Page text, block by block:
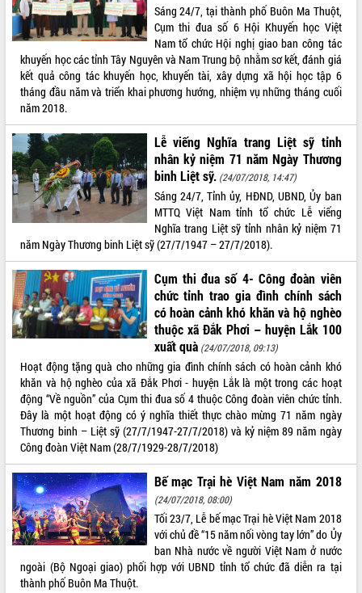
Khám bệnh, cấp phát thuốc miễn phí
và tặng quà người dân xã Cư Pui
Hội nghị UBND tỉnh Đắk Lắk thường kỳ
tháng 7/2026
Lễ truy tặng danh hiệu “Bà Mẹ Việt
Nam Anh hùng” và trao Huân chương
Lao động
UBND tỉnh Đắk Lắk triển khai nhiệm
vụ 6 tháng cuối năm 2026
Kỳ họp thứ Hai, Hội đồng nhân dân
tỉnh khóa XI quyết nghị nhiều nội dung
quan trọng
Bí thư Tỉnh ủy Lương Nguyễn Minh
Triết thăm, tặng quà người có công với
cách mạng
Rà soát, hoàn thiện hệ thống thiết chế
văn hóa, thể thao đáp ứng yêu cầu
phát triển mới
Thường trực HĐND tỉnh Đắk Lắk gặp
mặt Đoàn chuyên gia y tế TP. Hồ Chí
Minh
Lễ truy điệu và an táng hài cốt liệt sĩ
tại Nghĩa trang Liệt sĩ xã Sơn Hòa
Bàn giải pháp tháo gỡ khó khăn trong
xuất khẩu sầu riêng và triển khai quy
định EUDR
Thứ trưởng Bộ Nông nghiệp và Môi
trường Nguyễn Hoàng Hiệp khảo sát
vùng trồng và doanh nghiệp đóng gói
sầu riêng tại Đắk Lắk
ALBUM ẢNH
LIÊN KẾT WEB
THỐNG KÊ TRUY CẬP
Hôm nay: 26912
Tất cả: 66039652
Sáng 24/7, tại thành phố Buôn Ma Thuột,
Cụm thi đua số 6 Hội Khuyến học Việt
Nam tổ chức Hội nghị giao ban công tác
khuyến học các tỉnh Tây Nguyên và Nam Trung bộ nhằm sơ kết, đánh giá
kết quả công tác khuyến học, khuyến tài, xây dựng xã hội học tập 6
tháng đầu năm và triển khai phương hướng, nhiệm vụ những tháng cuối
năm 2018.
Lễ viếng Nghĩa trang Liệt sỹ tỉnh
nhân kỷ niệm 71 năm Ngày Thương
binh Liệt sỹ. (24/07/2018, 14:47)
Sáng 24/7, Tỉnh ủy, HĐND, UBND, Ủy ban
MTTQ Việt Nam tỉnh tổ chức Lễ viếng
Nghĩa trang Liệt sỹ tỉnh nhân kỷ niệm 71
năm Ngày Thương binh Liệt sỹ (27/7/1947 – 27/7/2018).
Cụm thi đua số 4- Công đoàn viên
chức tỉnh trao gia đình chính sách
có hoàn cảnh khó khăn và hộ nghèo
thuộc xã Đắk Phơi – huyện Lắk 100
xuất quà (24/07/2018, 09:13)
Hoạt động tặng quà cho những gia đình chính sách có hoàn cảnh khó
khăn và hộ nghèo của xã Đắk Phơi - huyện Lắk là một trong các hoạt
động “Về nguồn” của Cụm thi đua số 4 thuộc Công đoàn viên chức tỉnh.
Đây là một hoạt động có ý nghĩa thiết thực chào mừng 71 năm ngày
Thương binh – Liệt sỹ (27/7/1947-27/7/2018) và kỷ niệm 89 năm ngày
Công đoàn Việt Nam (28/7/1929-28/7/2018)
Bế mạc Trại hè Việt Nam năm 2018
(24/07/2018, 08:00)
Tối 23/7, Lễ bế mạc Trại hè Việt Nam 2018
với chủ đề “15 năm nối vòng tay lớn” do Ủy
ban Nhà nước về người Việt Nam ở nước
ngoài (Bộ Ngoại giao) phối hợp với UBND tỉnh tổ chức đã diễn ra tại
thành phố Buôn Ma Thuột.